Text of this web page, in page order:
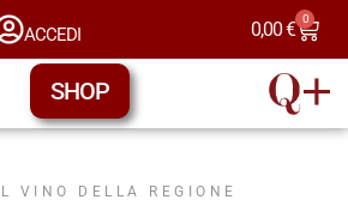
ACCEDI 0,00€ 0
SHOP
VINO DELLA REGIONE